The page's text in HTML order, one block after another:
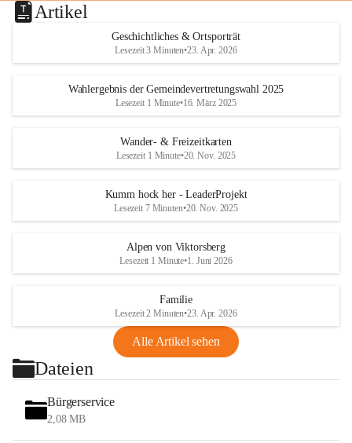
Artikel
Geschichtliches & Ortsporträt
Lesezeit 3 Minuten•23. Apr. 2026
Wahlergebnis der Gemeindevertretungswahl 2025
Lesezeit 1 Minute•16. März 2025
Wander- & Freizeitkarten
Lesezeit 1 Minute•20. Nov. 2025
Kumm hock her - LeaderProjekt
Lesezeit 7 Minuten•20. Nov. 2025
Alpen von Viktorsberg
Lesezeit 1 Minute•1. Juni 2026
Familie
Lesezeit 2 Minuten•23. Apr. 2026
Alle Artikel sehen
Dateien
Bürgerservice
2,08 MB